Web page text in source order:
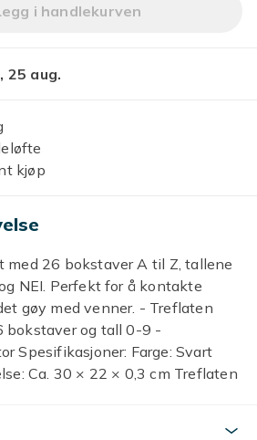
Legg Ouija-brett / Ouija-
i handlekurven
25 aug.
kjøp
med 26 bokstaver A til Z, tallene
NEI. Perfekt for å kontakte
gøy med venner. - Treflaten
bokstaver og tall 0-9 -
Spesifikasjoner: Farge: Svart
Ca. 30 × 22 × 0,3 cm Treflaten